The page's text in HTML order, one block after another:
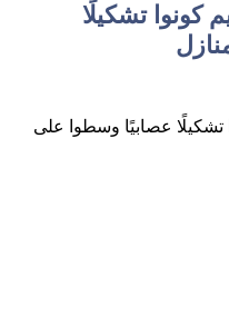
ومقيم كونوا تشكيلًا